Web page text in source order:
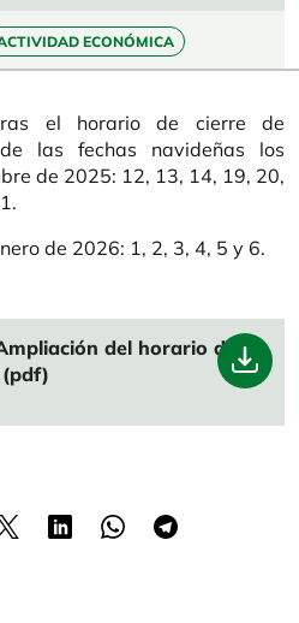
ECONÓMICA
el horario de cierre de
las fechas navideñas los
de 2025: 12, 13, 14, 19, 20,
de 2026: 1, 2, 3, 4, 5 y 6.
del horario de